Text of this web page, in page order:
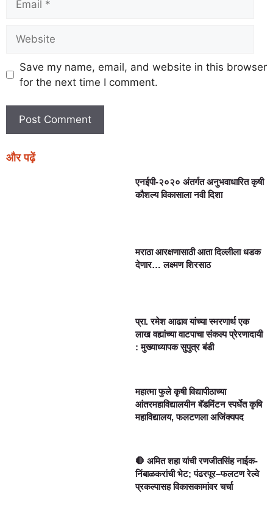
Save my name, email, and website in this browser
for the next time I comment.
और पढ़ें
एनईपी-२०२० अंतर्गत अनुभवाधारित कृषी
कौशल्य विकासाला नवी दिशा
मराठा आरक्षणासाठी आता दिल्लीला धडक
देणार… लक्ष्मण शिरसाठ
प्रा. रमेश आढाव यांच्या स्मरणार्थ एक
लाख वह्यांच्या वाटपाचा संकल्प प्रेरणादायी
: मुख्याध्यापक सुपुत्र बंडी
महात्मा फुले कृषी विद्यापीठाच्या
आंतरमहाविद्यालयीन बॅडमिंटन स्पर्धेत कृषि
महाविद्यालय, फलटणला अजिंक्यपद
🛑 अमित शहा यांची रणजीतसिंह नाईक-
निंबाळकरांची भेट; पंढरपूर–फलटण रेल्वे
प्रकल्पासह विकासकामांवर चर्चा